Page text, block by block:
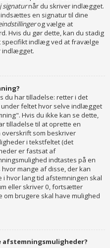
signaturnår du skriver indlægget.
en signatur til dine
og vælge at
Hvis du gør dette, kan du stadig
specifikt indlæg ved at fravælge
indlægget.
du har tilladelse: retter i det
feltet hvor selve indlægget
Hvis du ikke kan se dette,
tilladelse til at oprette en
overskrift som beskriver
i tekstfeltet (det
er fastsat af
indtastes på en
mange af disse, der kan
hvor lang tid afstemningen skal
eller skriver 0, fortsætter
om brugere skal have mulighed